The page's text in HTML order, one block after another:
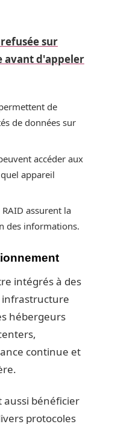
sur
avant d'appeler
de
de données sur
accéder aux
appareil
assurent la
des informations.
intégrés à des
hébergeurs
continue et
aussi bénéficier
protocoles